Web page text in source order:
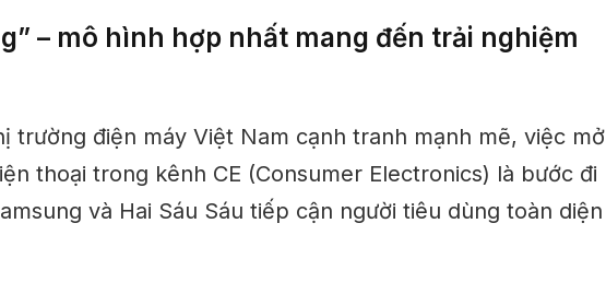
– mô hình hợp nhất mang đến trải nghiệm
trường điện máy Việt Nam cạnh tranh mạnh mẽ, việc mở
thoại trong kênh CE (Consumer Electronics) là bước đi
và Hai Sáu Sáu tiếp cận người tiêu dùng toàn diện